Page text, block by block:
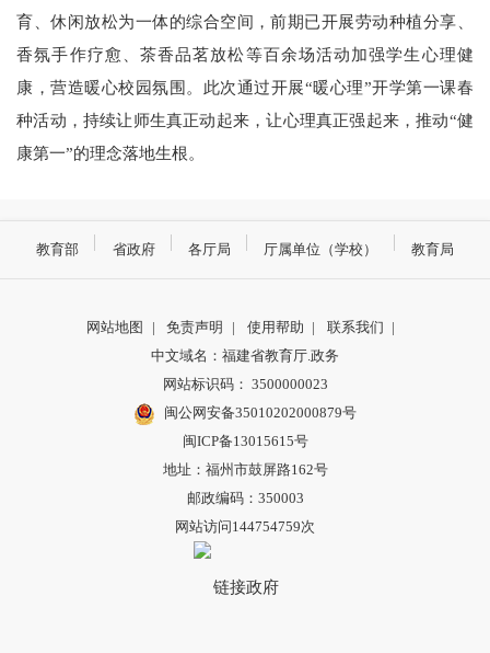
育、休闲放松为一体的综合空间，前期已开展劳动种植分享、
香氛手作疗愈、茶香品茗放松等百余场活动加强学生心理健
康，营造暖心校园氛围。此次通过开展“暖心理”开学第一课春
种活动，持续让师生真正动起来，让心理真正强起来，推动“健
康第一”的理念落地生根。
教育部 省政府 各厅局 厅属单位（学校） 教育局
网站地图 | 免责声明 | 使用帮助 | 联系我们 |
中文域名：福建省教育厅.政务
网站标识码： 3500000023
闽公网安备35010202000879号
闽ICP备13015615号
地址：福州市鼓屏路162号
邮政编码：350003
网站访问144754759次